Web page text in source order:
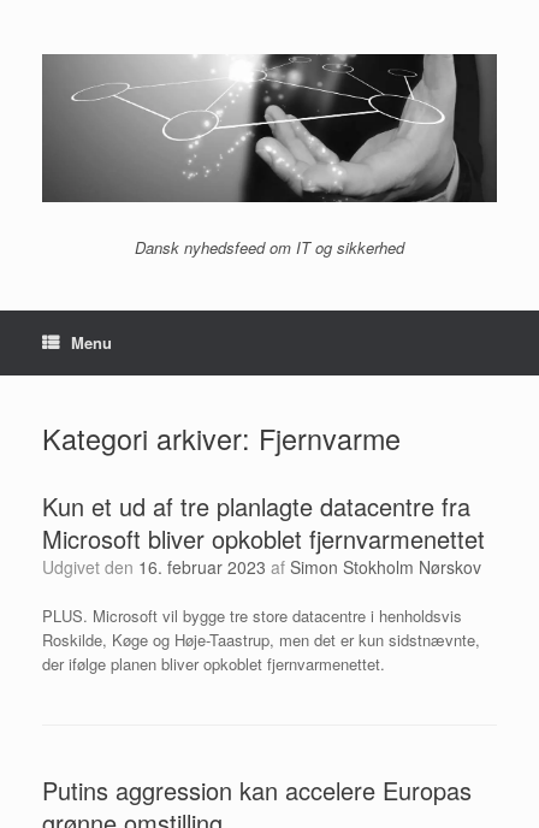
indhold
Dansk nyhedsfeed om IT og sikkerhed
Menu
Kategori arkiver: Fjernvarme
Kun et ud af tre planlagte datacentre fra
Microsoft bliver opkoblet fjernvarmenettet
Udgivet den 16. februar 2023 af Simon Stokholm Nørskov
PLUS. Microsoft vil bygge tre store datacentre i henholdsvis
Roskilde, Køge og Høje-Taastrup, men det er kun sidstnævnte,
der ifølge planen bliver opkoblet fjernvarmenettet.
Putins aggression kan accelere Europas